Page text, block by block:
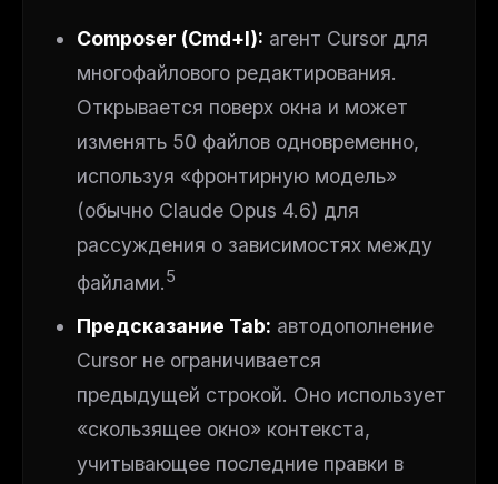
Composer (Cmd+I): агент Cursor для
многофайлового редактирования.
Открывается поверх окна и может
изменять 50 файлов одновременно,
используя «фронтирную модель»
(обычно Claude Opus 4.6) для
рассуждения о зависимостях между
файлами.5
Предсказание Tab: автодополнение
Cursor не ограничивается
предыдущей строкой. Оно использует
«скользящее окно» контекста,
учитывающее последние правки в